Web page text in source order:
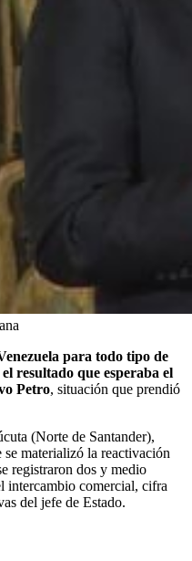
para todo tipo de
resultado que esperaba el
Petro, situación que prendió
(Norte de Santander),
materializó la reactivación
registraron dos y medio
intercambio comercial, cifra
del jefe de Estado.